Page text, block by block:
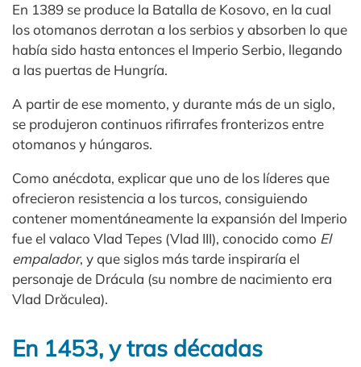
En 1389 se produce la Batalla de Kosovo, en la cual
los otomanos derrotan a los serbios y absorben lo que
había sido hasta entonces el Imperio Serbio, llegando
a las puertas de Hungría.
A partir de ese momento, y durante más de un siglo,
se produjeron continuos rifirrafes fronterizos entre
otomanos y húngaros.
Como anécdota, explicar que uno de los líderes que
ofrecieron resistencia a los turcos, consiguiendo
contener momentáneamente la expansión del Imperio
fue el valaco Vlad Tepes (Vlad III), conocido como El
empalador, y que siglos más tarde inspiraría el
personaje de Drácula (su nombre de nacimiento era
Vlad Drăculea).
En 1453, y tras décadas